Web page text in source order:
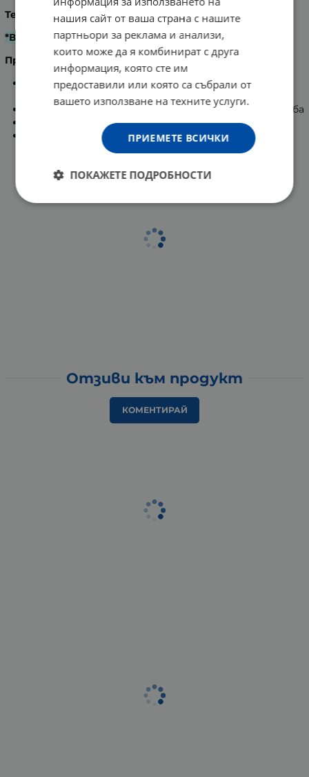
Тегло:
400 гр.
*В забележка посочете кой номер и цвят желаете!
Препоръчки:
офис работници и работници с постоянен
пациенти с болки в кръста и задната част на гърба
хора с психически стрес
за ежедневен масаж и релакс на ходилата
Отзиви към продукт
КОМЕНТИРАЙ
нашия сайт от ваша страна с нашите
партньори за реклама и анализи,
които може да я комбинират с друга
информация, която сте им
предоставили или която са събрали от
вашето използване на техните услуги.
ПРИЕМЕТЕ ВСИЧКИ
ПОКАЖЕТЕ ПОДРОБНОСТИ